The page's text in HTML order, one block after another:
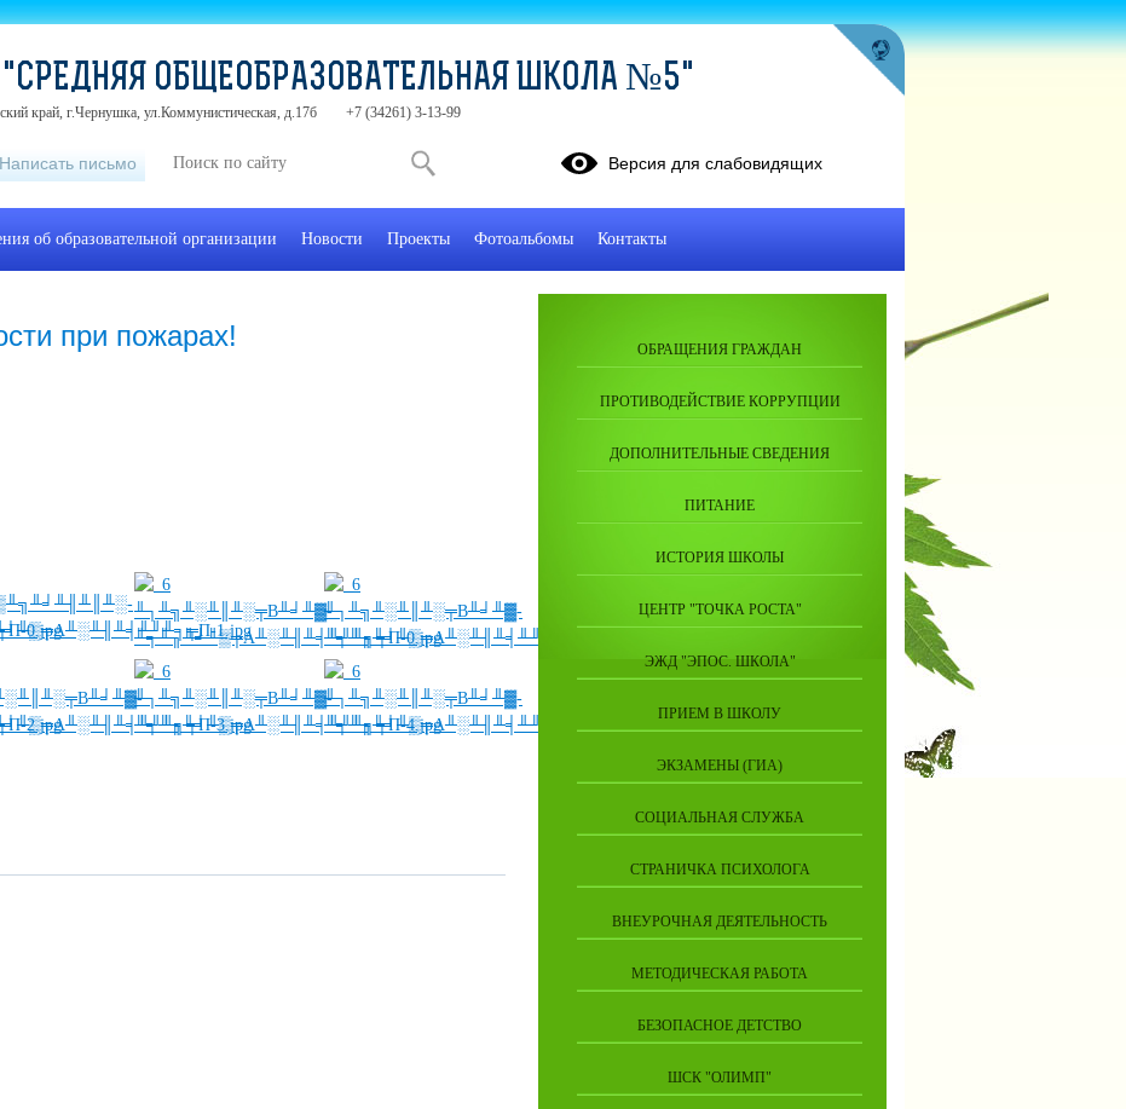
при пожарах! ОБРАЩЕНИЯ ГРАЖДАН
ПРОТИВОДЕЙСТВИЕ КОРРУПЦИИ
ДОПОЛНИТЕЛЬНЫЕ СВЕДЕНИЯ
ПИТАНИЕ
ИСТОРИЯ ШКОЛЫ
ЦЕНТР "ТОЧКА РОСТА"
ЭЖД "ЭПОС. ШКОЛА"
ПРИЕМ В ШКОЛУ
ЭКЗАМЕНЫ (ГИА)
СОЦИАЛЬНАЯ СЛУЖБА
СТРАНИЧКА ПСИХОЛОГА
ВНЕУРОЧНАЯ ДЕЯТЕЛЬНОСТЬ
МЕТОДИЧЕСКАЯ РАБОТА
БЕЗОПАСНОЕ ДЕТСТВО
ШСК "ОЛИМП"
ОБЩЕОБРАЗОВАТЕЛЬНАЯ ШКОЛА №5"
край, г.Чернушка, ул.Коммунистическая, д.17б +7 (34261) 3-13-99
Написать письмо Версия для слабовидящих
об образовательной организации Новости Проекты Фотоальбомы Контакты